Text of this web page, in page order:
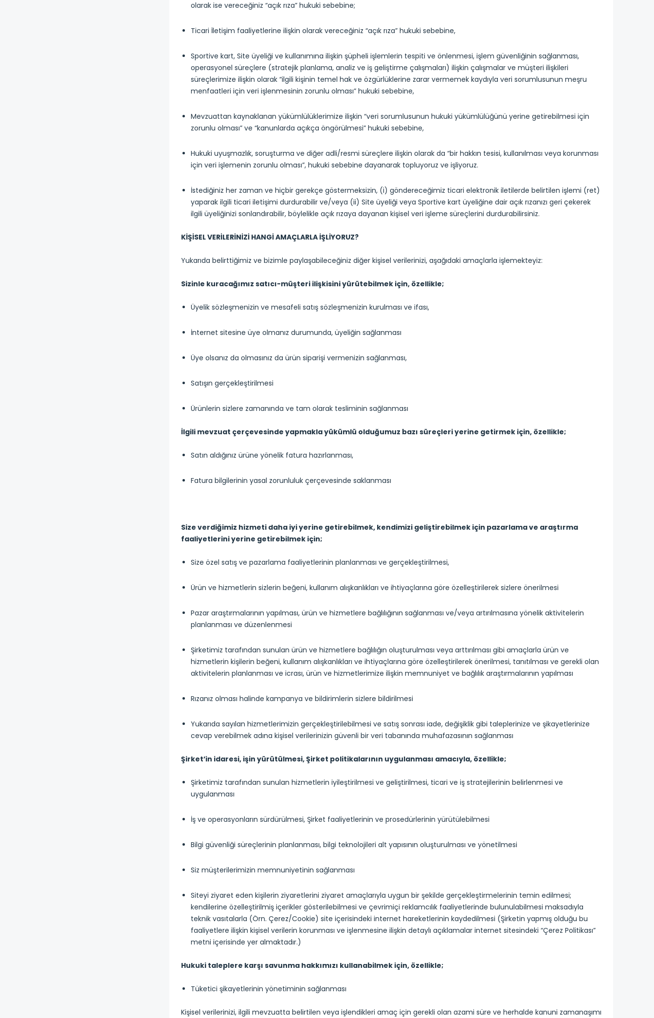
olarak ise vereceğiniz “açık rıza” hukuki sebebine;
Ticari İletişim faaliyetlerine ilişkin olarak vereceğiniz “açık rıza” hukuki sebebine,
Sportive kart, Site üyeliği ve kullanımına ilişkin şüpheli işlemlerin tespiti ve önlenmesi, işlem güvenliğinin sağlanması,
operasyonel süreçlere (stratejik planlama, analiz ve iş geliştirme çalışmaları) ilişkin çalışmalar ve müşteri ilişkileri
süreçlerimize ilişkin olarak “ilgili kişinin temel hak ve özgürlüklerine zarar vermemek kaydıyla veri sorumlusunun meşru
menfaatleri için veri işlenmesinin zorunlu olması” hukuki sebebine,
Mevzuattan kaynaklanan yükümlülüklerimize ilişkin “veri sorumlusunun hukuki yükümlülüğünü yerine getirebilmesi için
zorunlu olması” ve “kanunlarda açıkça öngörülmesi” hukuki sebebine,
Hukuki uyuşmazlık, soruşturma ve diğer adli/resmi süreçlere ilişkin olarak da “bir hakkın tesisi, kullanılması veya korunması
için veri işlemenin zorunlu olması”, hukuki sebebine dayanarak topluyoruz ve işliyoruz.
İstediğiniz her zaman ve hiçbir gerekçe göstermeksizin, (i) göndereceğimiz ticari elektronik iletilerde belirtilen işlemi (ret)
yaparak ilgili ticari iletişimi durdurabilir ve/veya (ii) Site üyeliği veya Sportive kart üyeliğine dair açık rızanızı geri çekerek
ilgili üyeliğinizi sonlandırabilir, böylelikle açık rızaya dayanan kişisel veri işleme süreçlerini durdurabilirsiniz.
KİŞİSEL VERİLERİNİZİ HANGİ AMAÇLARLA İŞLİYORUZ?
Yukarıda belirttiğimiz ve bizimle paylaşabileceğiniz diğer kişisel verilerinizi, aşağıdaki amaçlarla işlemekteyiz:
Sizinle kuracağımız satıcı-müşteri ilişkisini yürütebilmek için, özellikle;
Üyelik sözleşmenizin ve mesafeli satış sözleşmenizin kurulması ve ifası,
İnternet sitesine üye olmanız durumunda, üyeliğin sağlanması
Üye olsanız da olmasınız da ürün siparişi vermenizin sağlanması,
Satışın gerçekleştirilmesi
Ürünlerin sizlere zamanında ve tam olarak tesliminin sağlanması
İlgili mevzuat çerçevesinde yapmakla yükümlü olduğumuz bazı süreçleri yerine getirmek için, özellikle;
Satın aldığınız ürüne yönelik fatura hazırlanması,
Fatura bilgilerinin yasal zorunluluk çerçevesinde saklanması
Size verdiğimiz hizmeti daha iyi yerine getirebilmek, kendimizi geliştirebilmek için pazarlama ve araştırma
faaliyetlerini yerine getirebilmek için;
Size özel satış ve pazarlama faaliyetlerinin planlanması ve gerçekleştirilmesi,
Ürün ve hizmetlerin sizlerin beğeni, kullanım alışkanlıkları ve ihtiyaçlarına göre özelleştirilerek sizlere önerilmesi
Pazar araştırmalarının yapılması, ürün ve hizmetlere bağlılığının sağlanması ve/veya artırılmasına yönelik aktivitelerin
planlanması ve düzenlenmesi
Şirketimiz tarafından sunulan ürün ve hizmetlere bağlılığın oluşturulması veya arttırılması gibi amaçlarla ürün ve
hizmetlerin kişilerin beğeni, kullanım alışkanlıkları ve ihtiyaçlarına göre özelleştirilerek önerilmesi, tanıtılması ve gerekli olan
aktivitelerin planlanması ve icrası, ürün ve hizmetlerimize ilişkin memnuniyet ve bağlılık araştırmalarının yapılması
Rızanız olması halinde kampanya ve bildirimlerin sizlere bildirilmesi
Yukarıda sayılan hizmetlerimizin gerçekleştirilebilmesi ve satış sonrası iade, değişiklik gibi taleplerinize ve şikayetlerinize
cevap verebilmek adına kişisel verilerinizin güvenli bir veri tabanında muhafazasının sağlanması
Şirket’in idaresi, işin yürütülmesi, Şirket politikalarının uygulanması amacıyla, özellikle;
Şirketimiz tarafından sunulan hizmetlerin iyileştirilmesi ve geliştirilmesi, ticari ve iş stratejilerinin belirlenmesi ve
uygulanması
İş ve operasyonların sürdürülmesi, Şirket faaliyetlerinin ve prosedürlerinin yürütülebilmesi
Bilgi güvenliği süreçlerinin planlanması, bilgi teknolojileri alt yapısının oluşturulması ve yönetilmesi
Siz müşterilerimizin memnuniyetinin sağlanması
Siteyi ziyaret eden kişilerin ziyaretlerini ziyaret amaçlarıyla uygun bir şekilde gerçekleştirmelerinin temin edilmesi;
kendilerine özelleştirilmiş içerikler gösterilebilmesi ve çevrimiçi reklamcılık faaliyetlerinde bulunulabilmesi maksadıyla
teknik vasıtalarla (Örn. Çerez/Cookie) site içerisindeki internet hareketlerinin kaydedilmesi (Şirketin yapmış olduğu bu
faaliyetlere ilişkin kişisel verilerin korunması ve işlenmesine ilişkin detaylı açıklamalar internet sitesindeki “Çerez Politikası”
metni içerisinde yer almaktadır.)
Hukuki taleplere karşı savunma hakkımızı kullanabilmek için, özellikle;
Tüketici şikayetlerinin yönetiminin sağlanması
Kişisel verilerinizi, ilgili mevzuatta belirtilen veya işlendikleri amaç için gerekli olan azami süre ve herhalde kanuni zamanaşımı